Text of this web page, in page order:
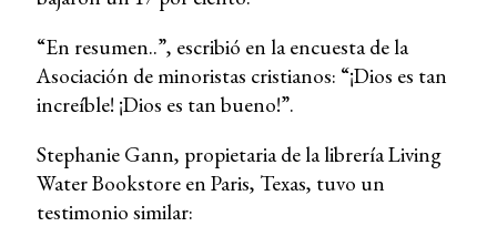
“En resumen..”, escribió en la encuesta de la
Asociación de minoristas cristianos: “¡Dios es tan
increíble! ¡Dios es tan bueno!”.
Stephanie Gann, propietaria de la librería Living
Water Bookstore en Paris, Texas, tuvo un
testimonio similar: